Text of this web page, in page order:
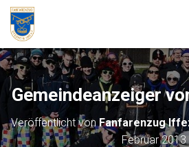
Gemeindeanzeiger
Veröffentlicht vonFanfarenzug
Februar 2013